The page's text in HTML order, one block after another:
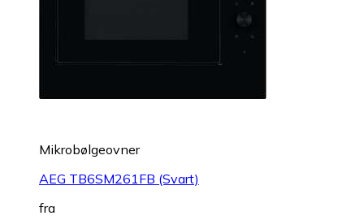
Mikrobølgeovner
AEG TB6SM261FB (Svart)
fra